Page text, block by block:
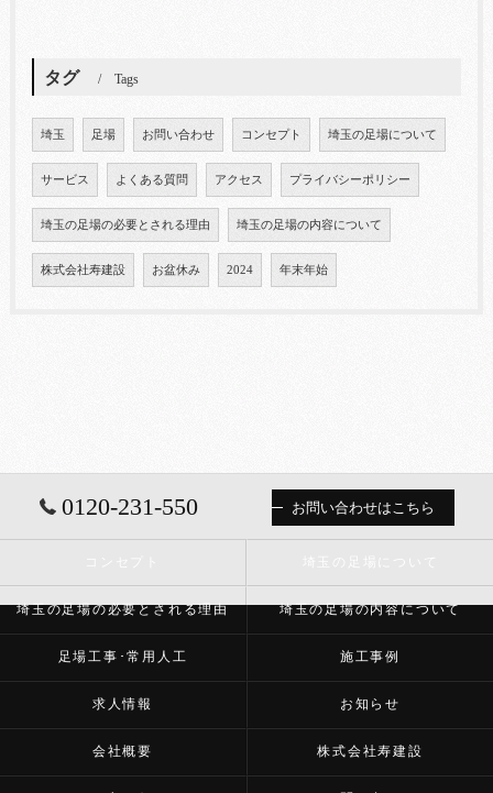
タグ Tags
埼玉 足場 お問い合わせ コンセプト 埼玉の足場について
サービス よくある質問 アクセス プライバシーポリシー
埼玉の足場の必要とされる理由 埼玉の足場の内容について
株式会社寿建設 お盆休み 2024 年末年始
0120-231-550 お問い合わせはこちら
埼玉の足場の必要とされる理由 埼玉の足場の内容について
足場工事･常用人工 施工事例
求人情報 お知らせ
会社概要 株式会社寿建設